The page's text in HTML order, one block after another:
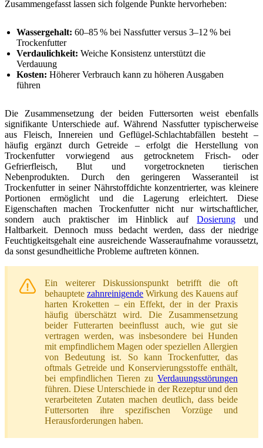
Zusammengefasst lassen sich folgende Punkte hervorheben:
Wassergehalt: 60–85 % bei Nassfutter versus 3–12 % bei
Trockenfutter
Verdaulichkeit: Weiche Konsistenz unterstützt die
Verdauung
Kosten: Höherer Verbrauch kann zu höheren Ausgaben
führen
Die Zusammensetzung der beiden Futtersorten weist ebenfalls
signifikante Unterschiede auf. Während Nassfutter typischerweise
aus Fleisch, Innereien und Geflügel-Schlachtabfällen besteht –
häufig ergänzt durch Getreide – erfolgt die Herstellung von
Trockenfutter vorwiegend aus getrocknetem Frisch- oder
Gefrierfleisch, Blut und vorgetrockneten tierischen
Nebenprodukten. Durch den geringeren Wasseranteil ist
Trockenfutter in seiner Nährstoffdichte konzentrierter, was kleinere
Portionen ermöglicht und die Lagerung erleichtert. Diese
Eigenschaften machen Trockenfutter nicht nur wirtschaftlicher,
sondern auch praktischer im Hinblick aufDosierung und
Haltbarkeit. Dennoch muss bedacht werden, dass der niedrige
Feuchtigkeitsgehalt eine ausreichende Wasseraufnahme voraussetzt,
da sonst gesundheitliche Probleme auftreten können.
Ein weiterer Diskussionspunkt betrifft die oft
behauptetezahnreinigende Wirkung des Kauens auf
harten Kroketten – ein Effekt, der in der Praxis
häufig überschätzt wird. Die Zusammensetzung
beider Futterarten beeinflusst auch, wie gut sie
vertragen werden, was insbesondere bei Hunden
mit empfindlichem Magen oder speziellen Allergien
von Bedeutung ist. So kann Trockenfutter, das
oftmals Getreide und Konservierungsstoffe enthält,
bei empfindlichen Tieren zu Verdauungsstörungen
führen. Diese Unterschiede in der Rezeptur und den
verarbeiteten Zutaten machen deutlich, dass beide
Futtersorten ihre spezifischen Vorzüge und
Herausforderungen haben.